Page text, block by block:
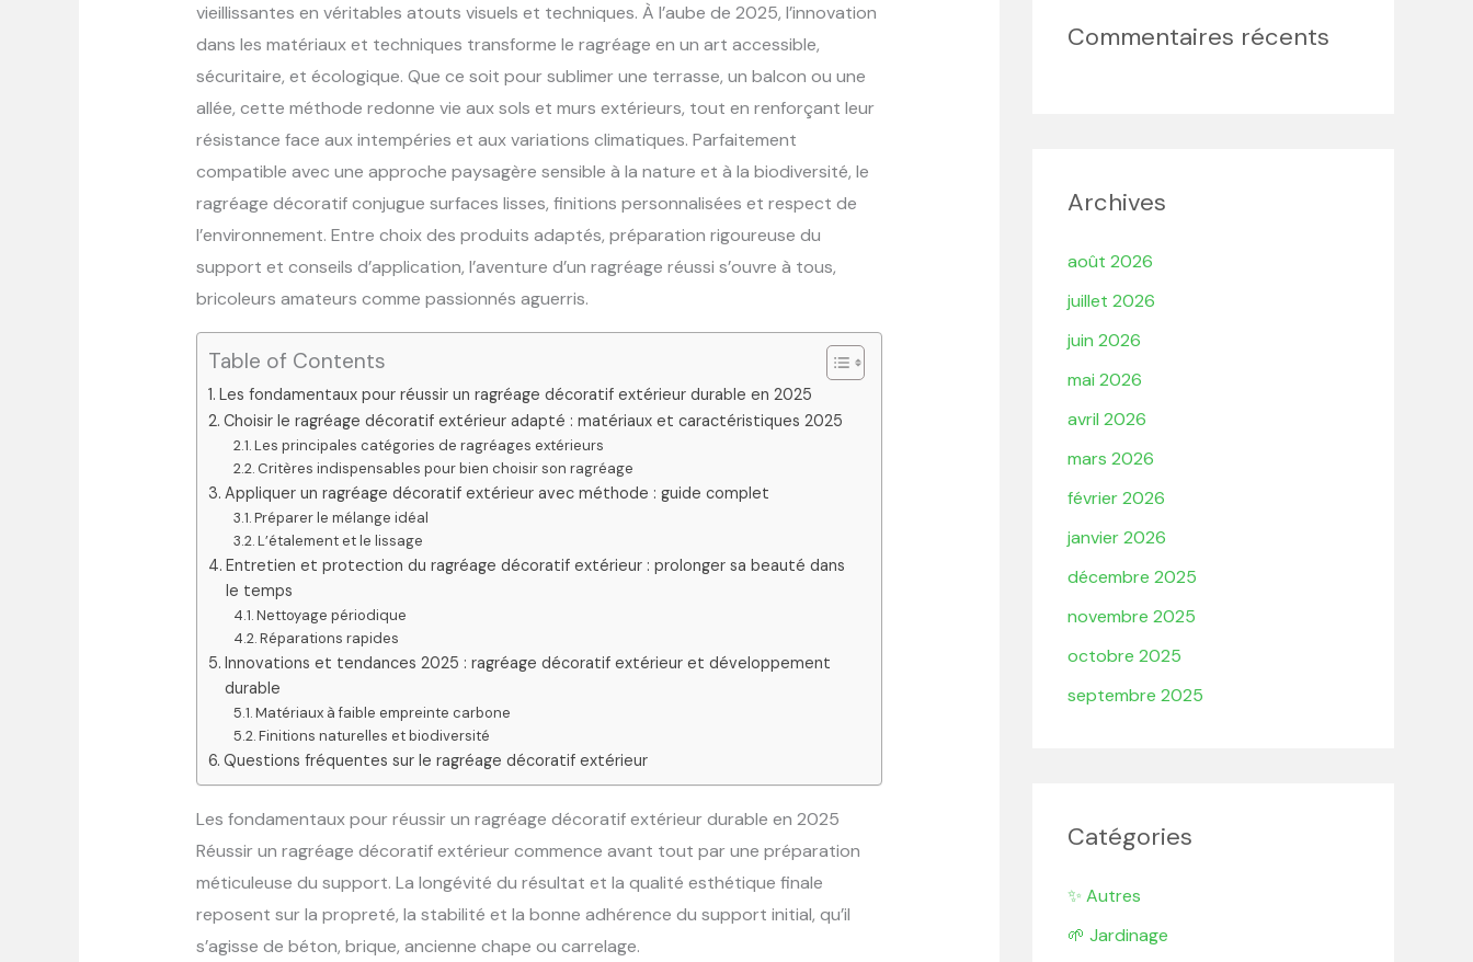
vieillissantes en véritables atouts visuels et techniques. À l’aube de 2025, l’innovation
dans les matériaux et techniques transforme le ragréage en un art accessible,
sécuritaire, et écologique. Que ce soit pour sublimer une terrasse, un balcon ou une
allée, cette méthode redonne vie aux sols et murs extérieurs, tout en renforçant leur
résistance face aux intempéries et aux variations climatiques. Parfaitement
compatible avec une approche paysagère sensible à la nature et à la biodiversité, le
ragréage décoratif conjugue surfaces lisses, finitions personnalisées et respect de
l’environnement. Entre choix des produits adaptés, préparation rigoureuse du
support et conseils d’application, l’aventure d’un ragréage réussi s’ouvre à tous,
bricoleurs amateurs comme passionnés aguerris.
Table of Contents
Les fondamentaux pour réussir un ragréage décoratif extérieur durable en 2025
Choisir le ragréage décoratif extérieur adapté : matériaux et caractéristiques 2025
Les principales catégories de ragréages extérieurs
Critères indispensables pour bien choisir son ragréage
Appliquer un ragréage décoratif extérieur avec méthode : guide complet
Préparer le mélange idéal
L’étalement et le lissage
Entretien et protection du ragréage décoratif extérieur : prolonger sa beauté dans
le temps
Nettoyage périodique
Réparations rapides
Innovations et tendances 2025 : ragréage décoratif extérieur et développement
durable
Matériaux à faible empreinte carbone
Finitions naturelles et biodiversité
Questions fréquentes sur le ragréage décoratif extérieur
Les fondamentaux pour réussir un ragréage décoratif extérieur durable en 2025
Réussir un ragréage décoratif extérieur commence avant tout par une préparation
méticuleuse du support. La longévité du résultat et la qualité esthétique finale
reposent sur la propreté, la stabilité et la bonne adhérence du support initial, qu’il
s’agisse de béton, brique, ancienne chape ou carrelage.
Commentaires récents
Archives
août 2026
juillet 2026
juin 2026
mai 2026
avril 2026
mars 2026
février 2026
janvier 2026
décembre 2025
novembre 2025
octobre 2025
septembre 2025
Catégories
✨ Autres
🌱 Jardinage